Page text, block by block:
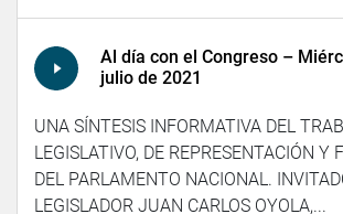
Al día con el Congreso –
julio de 2021
UNA SÍNTESIS INFORMATIVA DEL
LEGISLATIVO, DE REPRESENTACIÓN Y
DEL PARLAMENTO NACIONAL.
LEGISLADOR JUAN CARLOS OYOLA,...